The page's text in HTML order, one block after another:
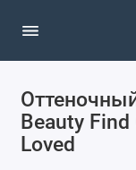
Beauty
Loved